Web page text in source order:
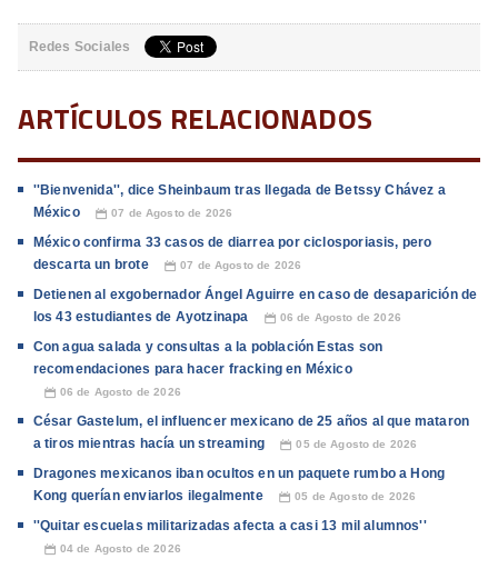
Redes Sociales
ARTÍCULOS RELACIONADOS
''Bienvenida'', dice Sheinbaum tras llegada de Betssy Chávez a
México
📅 07 de Agosto de 2026
México confirma 33 casos de diarrea por ciclosporiasis, pero
descarta un brote
📅 07 de Agosto de 2026
Detienen al exgobernador Ángel Aguirre en caso de desaparición de
los 43 estudiantes de Ayotzinapa
📅 06 de Agosto de 2026
Con agua salada y consultas a la población Estas son
recomendaciones para hacer fracking en México
📅 06 de Agosto de 2026
César Gastelum, el influencer mexicano de 25 años al que mataron
a tiros mientras hacía un streaming
📅 05 de Agosto de 2026
Dragones mexicanos iban ocultos en un paquete rumbo a Hong
Kong querían enviarlos ilegalmente
📅 05 de Agosto de 2026
''Quitar escuelas militarizadas afecta a casi 13 mil alumnos''
📅 04 de Agosto de 2026